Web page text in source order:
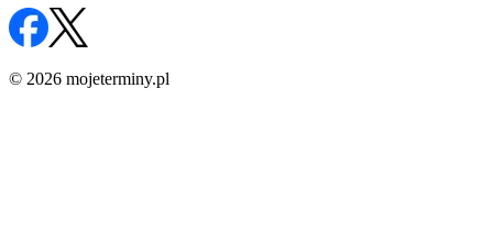
© 2026 mojeterminy.pl